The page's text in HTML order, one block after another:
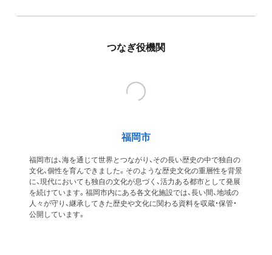
つなぎ役機関
福岡市
福岡市は、海を通じて世界とつながり、その長い歴史の中で独自の
文化、個性を育んできました。そのような歴史文化の重層性を背景
に、現代においても独自の文化が息づく、活力ある都市として発展
を続けています。福岡市内にある各文化施設では、長い間、地域の
人々が守り、継承してきた歴史や文化に関わる資料を収蔵・保管・
公開しています。